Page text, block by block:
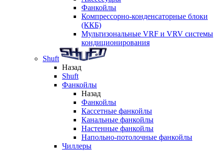
Фанкойлы
Компрессорно-конденсаторные блоки
(ККБ)
Мультизональные VRF и VRV системы
кондиционирования
Shuft
Назад
Shuft
Фанкойлы
Назад
Фанкойлы
Кассетные фанкойлы
Канальные фанкойлы
Настенные фанкойлы
Напольно-потолочные фанкойлы
Чиллеры